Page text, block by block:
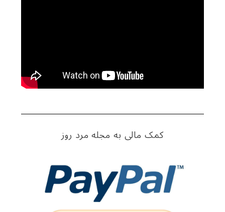
کمک مالی به مجله مرد روز